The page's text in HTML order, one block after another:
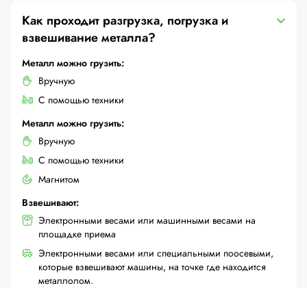
Как проходит разгрузка, погрузка и
взвешивание металла?
Металл можно грузить:
Вручную
С помощью техники
Металл можно грузить:
Вручную
С помощью техники
Магнитом
Взвешивают:
Электронными весами или машинными весами на
площадке приема
Электронными весами или специальными поосевыми,
которые взвешивают машины, на точке где находится
металлолом.